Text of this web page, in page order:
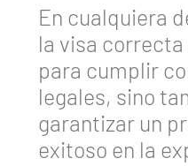
En cualquiera
la visa
para cumplir
legales, sino
garantizar un
exitoso en la